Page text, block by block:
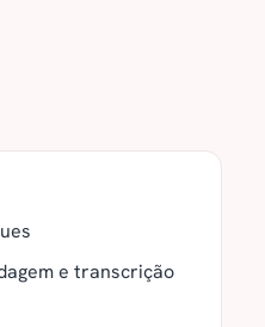
e transcrição